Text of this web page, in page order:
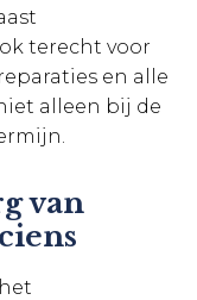
terecht voor
, reparaties en alle
alleen bij de
van